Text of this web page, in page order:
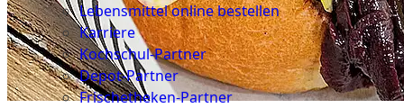
Lebensmittel online bestellen
Karriere
Kochschul-Partner
Depot-Partner
Frischetheken-Partner